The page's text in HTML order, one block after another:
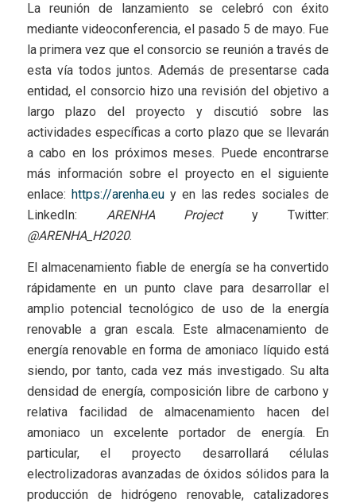
La reunión de lanzamiento se celebró con éxito
mediante videoconferencia, el pasado 5 de mayo. Fue
la primera vez que el consorcio se reunión a través de
esta vía todos juntos. Además de presentarse cada
entidad, el consorcio hizo una revisión del objetivo a
largo plazo del proyecto y discutió sobre las
actividades específicas a corto plazo que se llevarán
a cabo en los próximos meses. Puede encontrarse
más información sobre el proyecto en el siguiente
enlace: https://arenha.euy en las redes sociales de
LinkedIn: ARENHA Projecty Twitter:
@ARENHA_H2020.
El almacenamiento fiable de energía se ha convertido
rápidamente en un punto clave para desarrollar el
amplio potencial tecnológico de uso de la energía
renovable a gran escala. Este almacenamiento de
energía renovable en forma de amoniaco líquido está
siendo, por tanto, cada vez más investigado. Su alta
densidad de energía, composición libre de carbono y
relativa facilidad de almacenamiento hacen del
amoniaco un excelente portador de energía. En
particular, el proyecto desarrollará células
electrolizadoras avanzadas de óxidos sólidos para la
producción de hidrógeno renovable, catalizadores